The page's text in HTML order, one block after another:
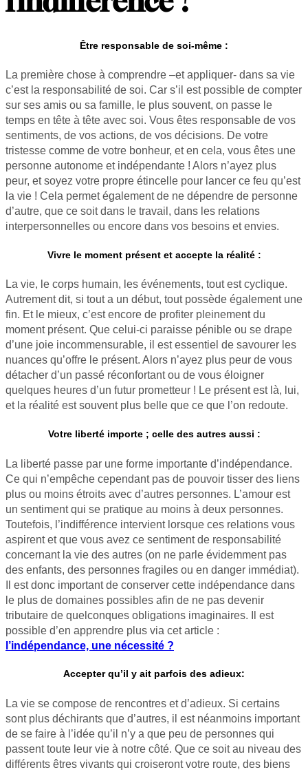
Être responsable de soi-même :
La première chose à comprendre –et appliquer- dans sa vie
c’est la responsabilité de soi. Car s’il est possible de compter
sur ses amis ou sa famille, le plus souvent, on passe le
temps en tête à tête avec soi. Vous êtes responsable de vos
sentiments, de vos actions, de vos décisions. De votre
tristesse comme de votre bonheur, et en cela, vous êtes une
personne autonome et indépendante ! Alors n’ayez plus
peur, et soyez votre propre étincelle pour lancer ce feu qu’est
la vie ! Cela permet également de ne dépendre de personne
d’autre, que ce soit dans le travail, dans les relations
interpersonnelles ou encore dans vos besoins et envies.
Vivre le moment présent et accepte la réalité :
La vie, le corps humain, les événements, tout est cyclique.
Autrement dit, si tout a un début, tout possède également une
fin. Et le mieux, c’est encore de profiter pleinement du
moment présent. Que celui-ci paraisse pénible ou se drape
d’une joie incommensurable, il est essentiel de savourer les
nuances qu’offre le présent. Alors n’ayez plus peur de vous
détacher d’un passé réconfortant ou de vous éloigner
quelques heures d’un futur prometteur ! Le présent est là, lui,
et la réalité est souvent plus belle que ce que l’on redoute.
Votre liberté importe ; celle des autres aussi :
La liberté passe par une forme importante d’indépendance.
Ce qui n’empêche cependant pas de pouvoir tisser des liens
plus ou moins étroits avec d’autres personnes. L’amour est
un sentiment qui se pratique au moins à deux personnes.
Toutefois, l’indifférence intervient lorsque ces relations vous
aspirent et que vous avez ce sentiment de responsabilité
concernant la vie des autres (on ne parle évidemment pas
des enfants, des personnes fragiles ou en danger immédiat).
Il est donc important de conserver cette indépendance dans
le plus de domaines possibles afin de ne pas devenir
tributaire de quelconques obligations imaginaires. Il est
possible d’en apprendre plus via cet article :
l’indépendance, une nécessité ?
Accepter qu’il y ait parfois des adieux:
La vie se compose de rencontres et d’adieux. Si certains
sont plus déchirants que d’autres, il est néanmoins important
de se faire à l’idée qu’il n’y a que peu de personnes qui
passent toute leur vie à notre côté. Que ce soit au niveau des
différents êtres vivants qui croiseront votre route, des biens